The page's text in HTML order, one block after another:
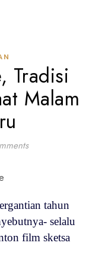
Tradisi
Malam
tahun
selalu
film sketsa